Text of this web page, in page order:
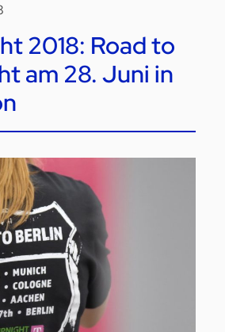
2018: Road to
am 28. Juni in